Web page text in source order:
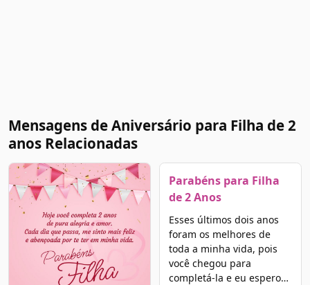
Mensagens de Aniversário para Filha de 2
anos Relacionadas
Parabéns para Filha
de 2 Anos
Esses últimos dois anos
foram os melhores de
toda a minha vida, pois
você chegou para
completá-la e eu espero…